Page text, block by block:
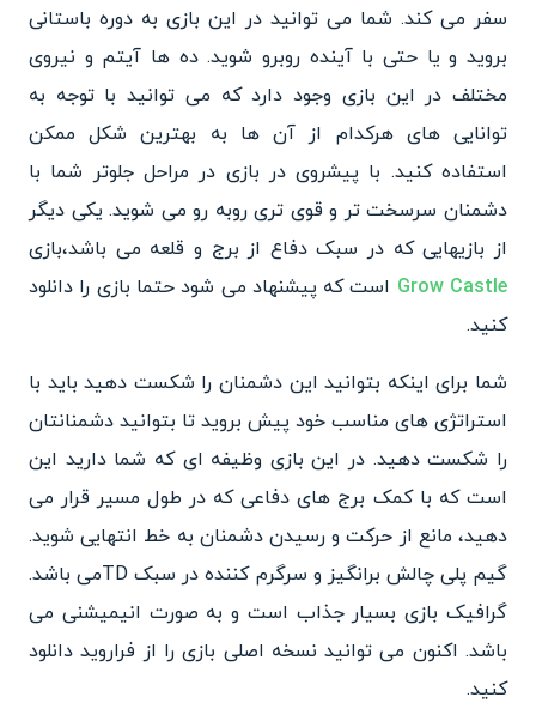
سفر می کند. شما می توانید در این بازی به دوره باستانی
بروید و یا حتی با آینده روبرو شوید. ده ها آیتم و نیروی
مختلف در این بازی وجود دارد که می توانید با توجه به
توانایی های هرکدام از آن ها به بهترین شکل ممکن
استفاده کنید. با پیشروی در بازی در مراحل جلوتر شما با
دشمنان سرسخت تر و قوی تری روبه رو می شوید. یکی دیگر
از بازیهایی که در سبک دفاع از برج و قلعه می باشد،بازی
Grow Castle است که پیشنهاد می شود حتما بازی را دانلود
کنید.
شما برای اینکه بتوانید این دشمنان را شکست دهید باید با
استراتژی های مناسب خود پیش بروید تا بتوانید دشمنانتان
را شکست دهید. در این بازی وظیفه ای که شما دارید این
است که با کمک برج های دفاعی که در طول مسیر قرار می
دهید، مانع از حرکت و رسیدن دشمنان به خط انتهایی شوید.
گیم پلی چالش برانگیز و سرگرم کننده در سبک TDمی باشد.
گرافیک بازی بسیار جذاب است و به صورت انیمیشنی می
باشد. اکنون می توانید نسخه اصلی بازی را از فراروید دانلود
کنید.